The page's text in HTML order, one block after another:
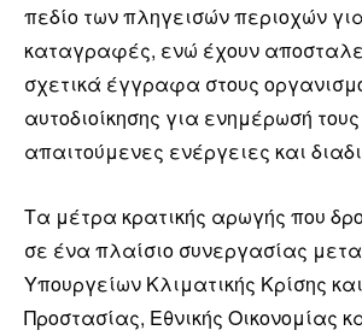
πεδίο των πληγεισών περιοχών
καταγραφές, ενώ έχουν
σχετικά έγγραφα στους
αυτοδιοίκησης για ενημέρωσή τους
απαιτούμενες ενέργειες και
Τα μέτρα κρατικής αρωγής που
σε ένα πλαίσιο συνεργασίας
Υπουργείων Κλιματικής Κρίσης
Προστασίας, Εθνικής Οικονομίας